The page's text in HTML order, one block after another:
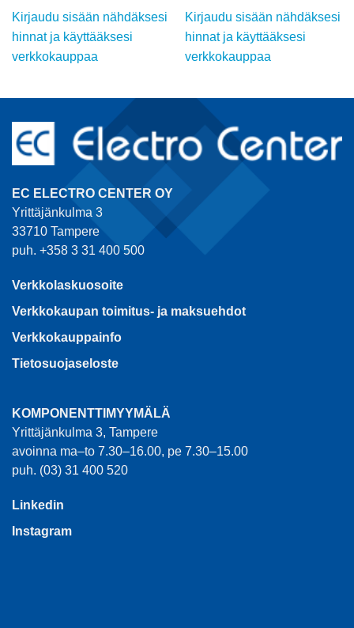
Kirjaudu sisään nähdäksesi
hinnat ja käyttääksesi
verkkokauppaa
Kirjaudu sisään nähdäksesi
hinnat ja käyttääksesi
verkkokauppaa
EC ELECTRO CENTER OY
Yrittäjänkulma 3
33710 Tampere
puh. +358 3 31 400 500
Verkkolaskuosoite
Verkkokaupan toimitus- ja maksuehdot
Verkkokauppainfo
Tietosuojaseloste
KOMPONENTTIMYYMÄLÄ
Yrittäjänkulma 3, Tampere
avoinna ma–to 7.30–16.00, pe 7.30–15.00
puh. (03) 31 400 520
Linkedin
Instagram